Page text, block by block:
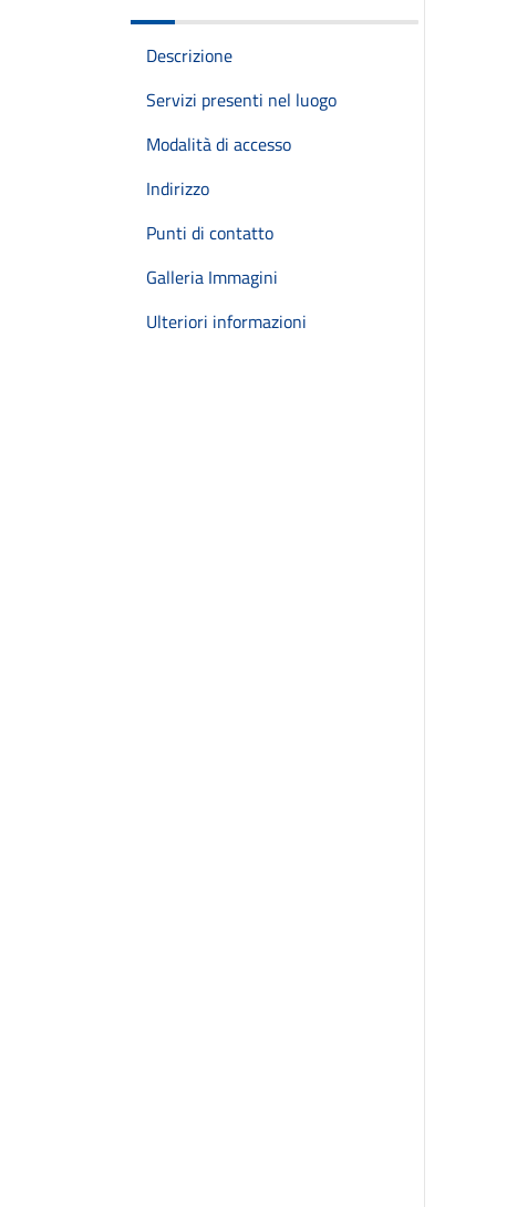
Descrizione
Servizi presenti nel luogo
Modalità di accesso
Indirizzo
Punti di contatto
Galleria Immagini
Ulteriori informazioni